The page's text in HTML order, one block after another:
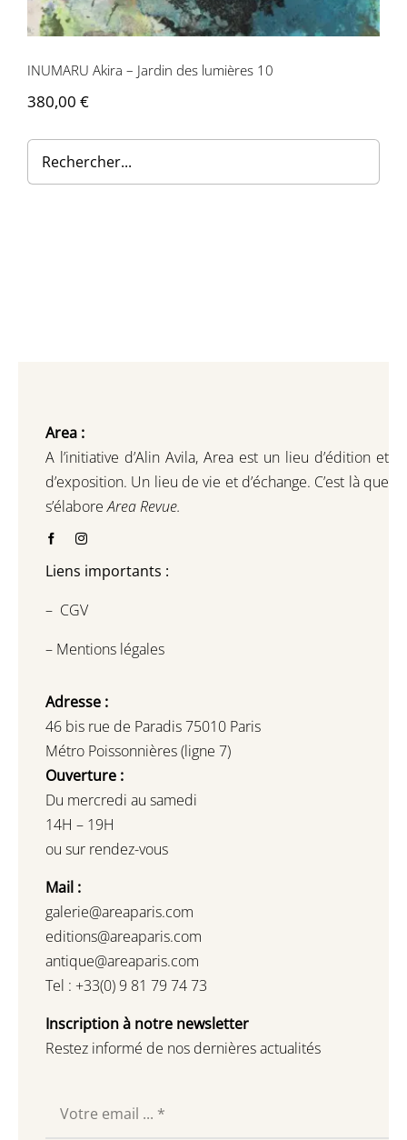
INUMARU Akira – Jardin des lumières 10
380,00 €
Area :
A l’initiative d’Alin Avila, Area est un lieu d’édition et
d’exposition. Un lieu de vie et d’échange. C’est là que
s’élaboreArea Revue.
Liens importants :
– CGV
– Mentions légales
Adresse :
46 bis rue de Paradis 75010 Paris
Métro Poissonnières (ligne 7)
Ouverture :
Du mercredi au samedi
14H – 19H
ou sur rendez-vous
Mail :
galerie@areaparis.com
editions@areaparis.com
antique@areaparis.com
Tel : +33(0) 9 81 79 74 73
Inscription à notre newsletter
Restez informé de nos dernières actualités